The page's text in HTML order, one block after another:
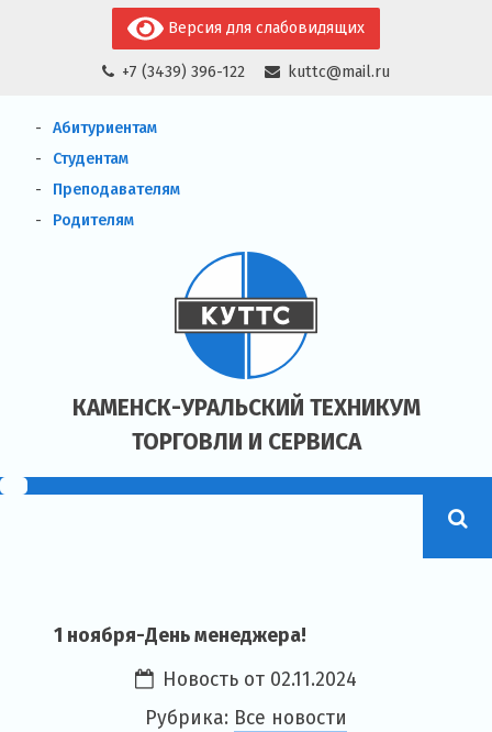
+7 (3439) 396-122 kuttc@mail.ru
Версия для слабовидящих
КАМЕНСК-УРАЛЬСКИЙ ТЕХНИКУМ
ТОРГОВЛИ И СЕРВИСА
Абитуриентам
Студентам
Преподавателям
Родителям
1 ноября-День менеджера!
Новость от 02.11.2024
Рубрика: Все новости